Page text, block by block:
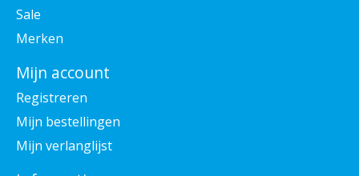
Sale
Merken
Mijn account
Registreren
Mijn bestellingen
Mijn verlanglijst